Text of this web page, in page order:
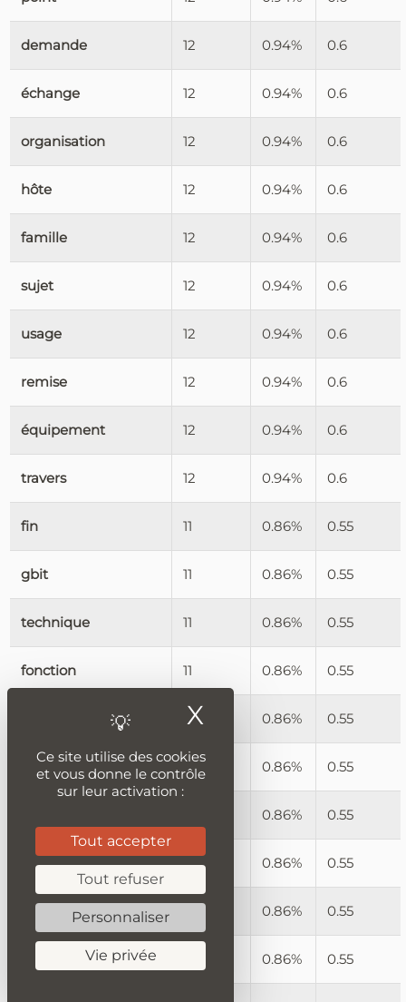
demande 12 0.94% 0.6
échange 12 0.94% 0.6
organisation 12 0.94% 0.6
hôte 12 0.94% 0.6
famille 12 0.94% 0.6
sujet 12 0.94% 0.6
usage 12 0.94% 0.6
remise 12 0.94% 0.6
équipement 12 0.94% 0.6
travers 12 0.94% 0.6
fin 11 0.86% 0.55
gbit 11 0.86% 0.55
technique 11 0.86% 0.55
fonction 11 0.86% 0.55
11 0.86% 0.55
défense 11 0.86% 0.55
0.86% 0.55
adsl 11 0.86% 0.55
pays 0.86% 0.55
téléphonie 0.86% 0.55
Ce site utilise des cookies
et vous donne le contrôle
sur leur activation :
Tout accepter
Tout refuser
Personnaliser
Vie privée
X Masquer le